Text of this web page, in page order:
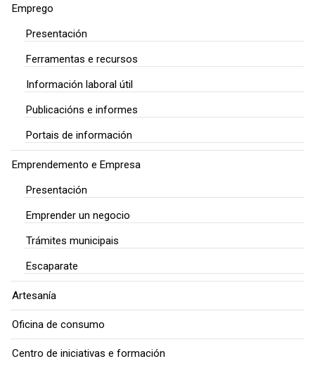
Emprego
Presentación
Ferramentas e recursos
Información laboral útil
Publicacións e informes
Portais de información
Emprendemento e Empresa
Presentación
Emprender un negocio
Trámites municipais
Escaparate
Artesanía
Oficina de consumo
Centro de iniciativas e formación